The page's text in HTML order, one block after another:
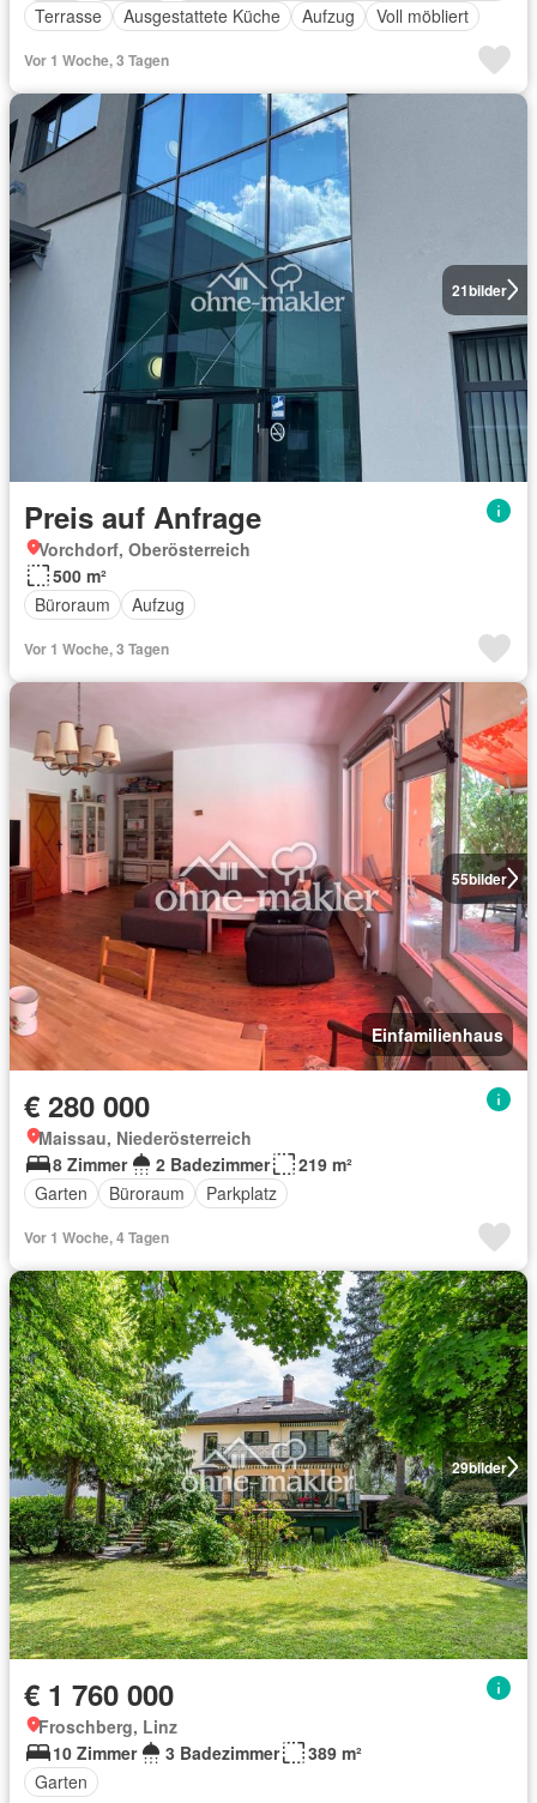
Terrasse Ausgestattete Küche Aufzug Voll möbliert
Vor 1 Woche, 3 Tagen
21bilder
Preis auf Anfrage
Vorchdorf, Oberösterreich
500 m²
Büroraum
Aufzug
Vor 1 Woche, 3 Tagen
55bilder
Einfamilienhaus
€ 280 000
Maissau, Niederösterreich
8 Zimmer
2 Badezimmer
219 m²
Garten
Büroraum Parkplatz
Vor 1 Woche, 4 Tagen
29bilder
€ 1 760 000
Froschberg, Linz
10 Zimmer
3 Badezimmer
389 m²
Garten